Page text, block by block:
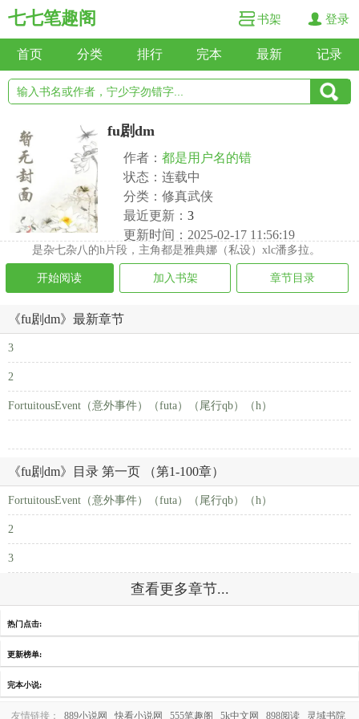
七七笔趣阁 书架 登录
首页 分类 排行 完本 最新 记录
fu剧dm
作者： 都是用户名的错
状态：连载中
分类：修真武侠
最近更新： 3
更新时间：2025-02-17 11:56:19
是杂七杂八的h片段，主角都是雅典娜（私设）xlc潘多拉。
开始阅读 加入书架 章节目录
《fu剧dm》最新章节
3
2
FortuitousEvent（意外事件）（futa）（尾行qb）（h）
《fu剧dm》目录 第一页 （第1-100章）
FortuitousEvent（意外事件）（futa）（尾行qb）（h）
2
3
查看更多章节...
热门点击:
更新榜单:
完本小说:
友情链接： 889小说网 快看小说网 555笔趣阁 5k中文网 898阅读 灵域书院